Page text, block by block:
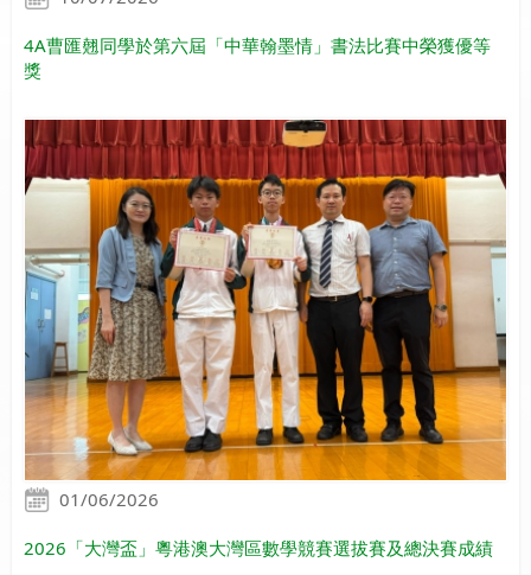
4A曹匯翹同學於第六屆「中華翰墨情」書法比賽中榮獲優等
獎
01/06/2026
2026「大灣盃」粵港澳大灣區數學競賽選拔賽及總決賽成績